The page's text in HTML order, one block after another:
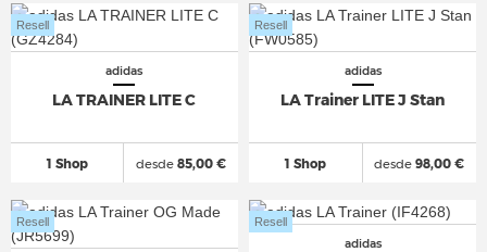
adidas
LA TRAINER LITE C
1 Shop
Resell
desde85,00 €
adidas
LA Trainer LITE J Stan
1 Shop
Resell
desde 98,00 €
Resell
adidas
Resell